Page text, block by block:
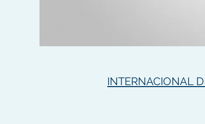
INTERNACIONAL